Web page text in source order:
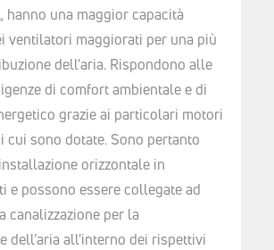
hanno una maggior capacità
ventilatori maggiorati per una più
dell'aria. Rispondono alle
di comfort ambientale e di
grazie ai particolari motori
cui sono dotate. Sono pertanto
orizzontale in
e possono essere collegate ad
canalizzazione per la
dell’aria all'interno dei rispettivi